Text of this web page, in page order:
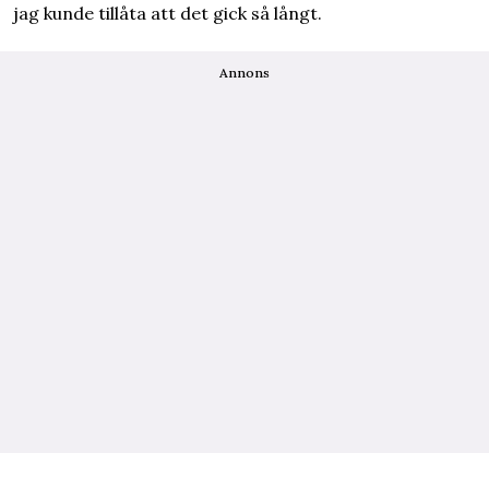
jag kunde tillåta att det gick så långt.
Annons